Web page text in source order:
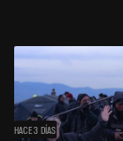
HACE 3 DÍAS